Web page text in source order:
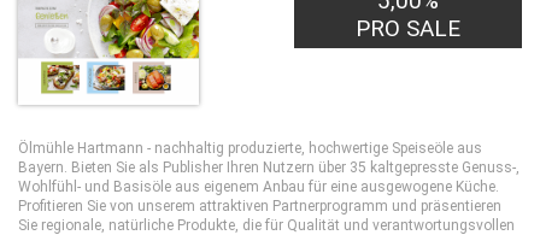
PRO SALE
Ölmühle Hartmann - nachhaltig produzierte, hochwertige Speiseöle aus
Bayern. Bieten Sie als Publisher Ihren Nutzern über 35 kaltgepresste Genuss-,
Wohlfühl- und Basisöle aus eigenem Anbau für eine ausgewogene Küche.
Profitieren Sie von unserem attraktiven Partnerprogramm und präsentieren
Sie regionale, natürliche Produkte, die für Qualität und verantwortungsvollen